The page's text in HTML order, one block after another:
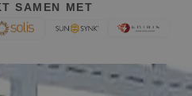
SAMEN MET